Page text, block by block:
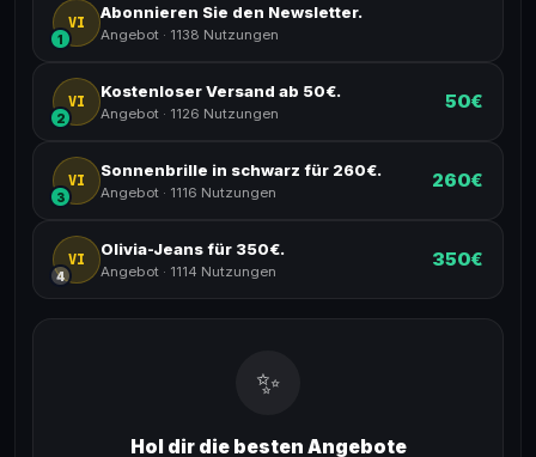
VI
1
Abonnieren Sie den Newsletter.
Angebot · 1138 Nutzungen
VI
2
Kostenloser Versand ab 50€.
Angebot · 1126 Nutzungen
50€
VI
3
Sonnenbrille in schwarz für 260€.
Angebot · 1116 Nutzungen
260€
VI
4
Olivia-Jeans für 350€.
Angebot · 1114 Nutzungen
350€
✨
Hol dir die besten Angebote